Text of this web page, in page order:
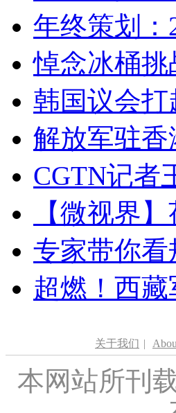
年终策划：
悼念冰桶挑
韩国议会
解放军驻
CGTN记者
【微视界
专家带你
超燃！西
关于我们 |
本网站所刊